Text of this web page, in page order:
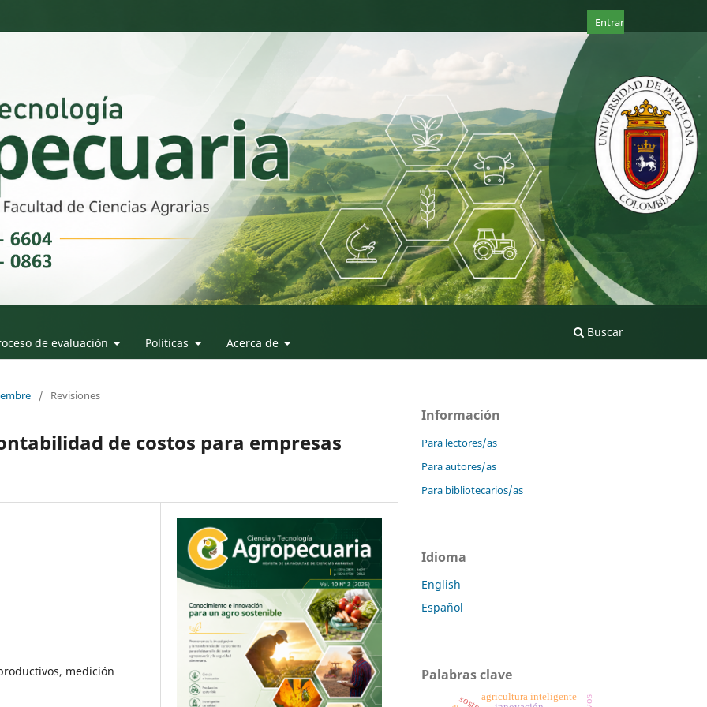
de evaluación Políticas Acerca de
Buscar
Entrar
/ Revisiones
de costos para empresas
medición
Información
Para lectores/as
Para autores/as
Para bibliotecarios/as
Idioma
English
Español
Palabras clave
agricultura inteligente